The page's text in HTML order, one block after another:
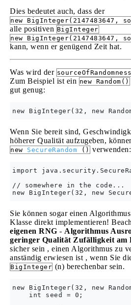
Dies bedeutet auch, dass der
new BigInteger(2147483647,
alle positiven BigInteger
new BigInteger(2147483647,
kann, wenn er genügend Zeit hat.
Was wird der sourceOfRandomness
Zum Beispiel ist ein new Random()
gut genug:
Wenn Sie bereit sind,
höherer Qualität aufzugeben,
new SecureRandom () verwenden:
import
// somewhere in the code...
Sie können sogar einen
Klasse direkt implementieren!
eigenen RNG - Algorithmus
geringer Qualität Zufälligkeit am
sicher sein , einen Algorithmus zu
anständig erwiesen ist , wenn Sie
BigInteger (n) berechenbar sein.
new BigInteger(32, new
    int seed = 0;